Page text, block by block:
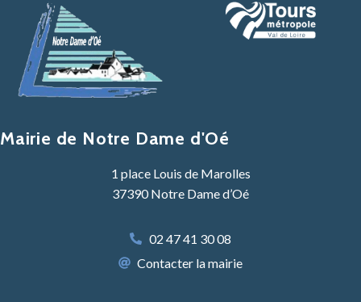
Mairie de Notre Dame d'Oé
1 place Louis de Marolles
37390 Notre Dame d’Oé
02 47 41 30 08
Contacter la mairie